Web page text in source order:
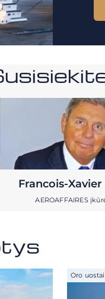
Francois-Xavier
AEROAFFAIRES
Oro uostai